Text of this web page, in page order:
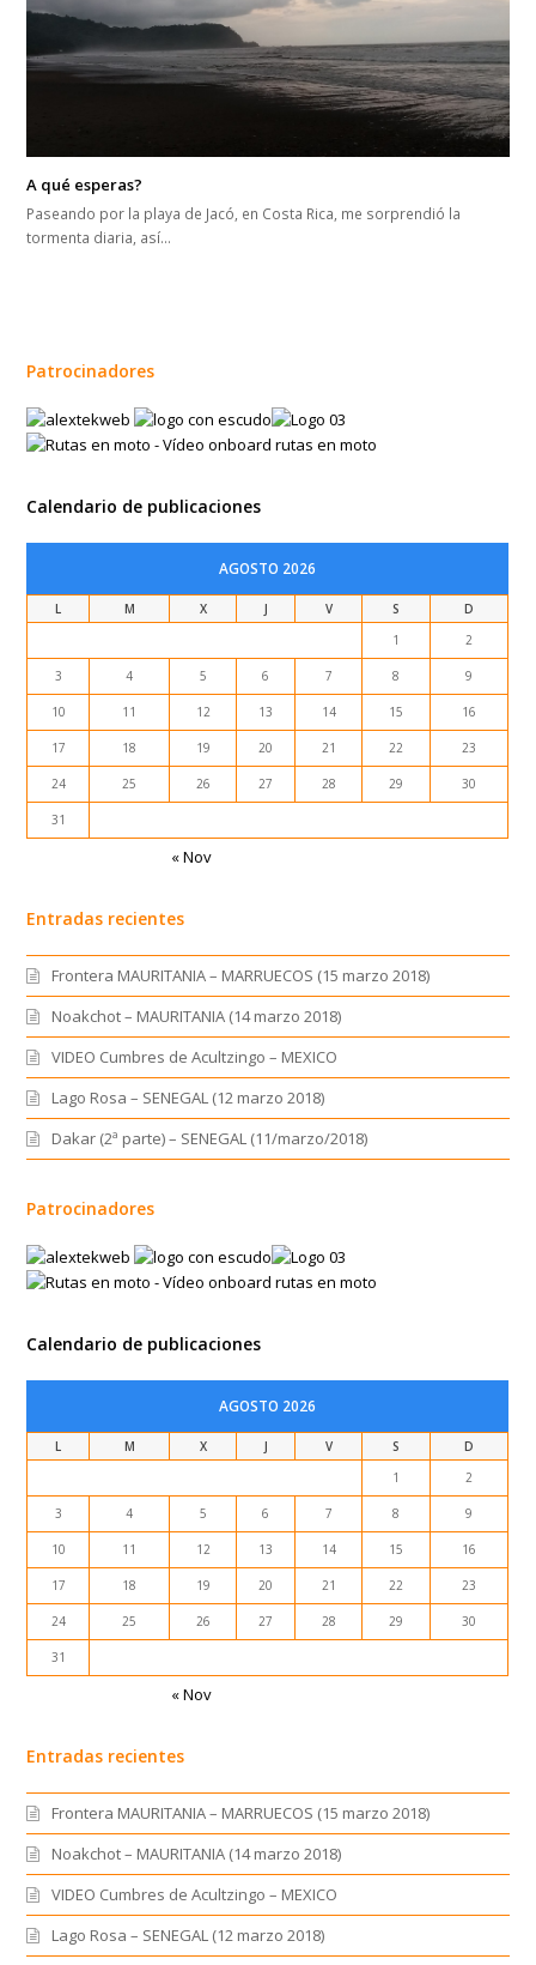
A qué esperas?
Paseando por la playa de Jacó, en Costa Rica, me sorprendió la
tormenta diaria, así…
Patrocinadores
Calendario de publicaciones
AGOSTO 2026
L M X J V S
D
1
2
3 4 5 6 7 8 9
10 11 12 13 14 15 16
17 18 19 20 21 22 23
24 25 26 27 28 29 30
31
« Nov
Entradas recientes
Frontera MAURITANIA – MARRUECOS (15 marzo 2018)
Noakchot – MAURITANIA (14 marzo 2018)
VIDEO Cumbres de Acultzingo – MEXICO
Lago Rosa – SENEGAL (12 marzo 2018)
Dakar (2ª parte) – SENEGAL (11/marzo/2018)
Patrocinadores
Calendario de publicaciones
AGOSTO 2026
L M X J V S
D
1
2
3 4 5 6 7 8 9
10 11 12 13 14 15 16
17 18 19 20 21 22 23
24 25 26 27 28 29 30
31
« Nov
Entradas recientes
Frontera MAURITANIA – MARRUECOS (15 marzo 2018)
Noakchot – MAURITANIA (14 marzo 2018)
VIDEO Cumbres de Acultzingo – MEXICO
Lago Rosa – SENEGAL (12 marzo 2018)